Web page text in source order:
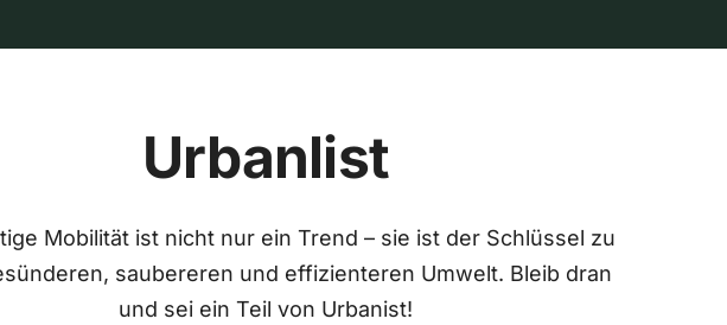
Urbanlist
Mobilität ist nicht nur ein Trend – sie ist der Schlüssel zu
saubereren und effizienteren Umwelt. Bleib dran
und sei ein Teil von Urbanist!